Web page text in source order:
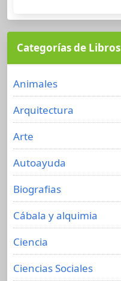
Categorías de Libros
Animales
Arquitectura
Arte
Autoayuda
Biografias
Cábala y alquimia
Ciencia
Ciencias Sociales